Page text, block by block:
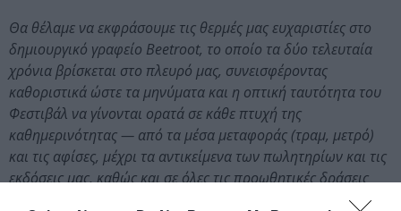
Θα θέλαμε να εκφράσουμε τις θερμές μας ευχαριστίες στο
δημιουργικό γραφείο Beetroot, το οποίο τα δύο τελευταία
χρόνια βρίσκεται στο πλευρό μας, συνεισφέροντας
καθοριστικά ώστε τα μηνύματα και η οπτική ταυτότητα του
Φεστιβάλ να γίνονται ορατά σε κάθε πτυχή της
καθημερινότητας — από τα μέσα μεταφοράς (τραμ, μετρό)
και τις αφίσες, μέχρι τα αντικείμενα των πωλητηρίων και τις
εκδόσεις μας, καθώς και σε όλες τις προωθητικές δράσεις